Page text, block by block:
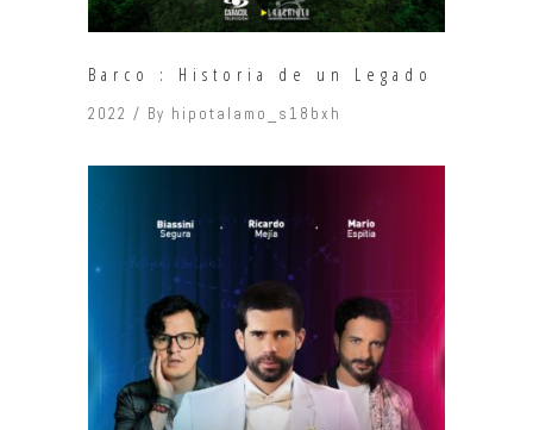
Barco : Historia de un Legado
2022 By hipotalamo_s18bxh